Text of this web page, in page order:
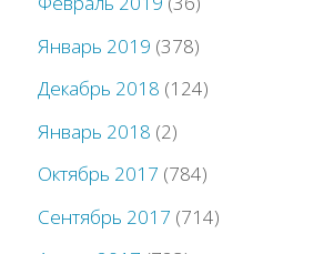
Январь 2019 (378)
Декабрь 2018 (124)
Январь 2018 (2)
Октябрь 2017 (784)
Сентябрь 2017 (714)